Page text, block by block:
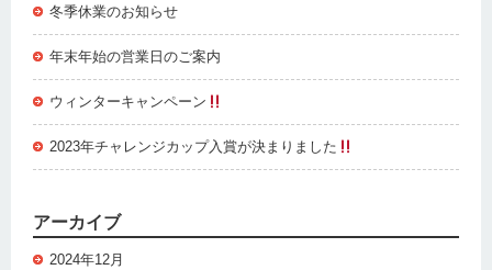
冬季休業のお知らせ
年末年始の営業日のご案内
ウィンターキャンペーン
2023年チャレンジカップ入賞が決まりました
アーカイブ
2024年12月